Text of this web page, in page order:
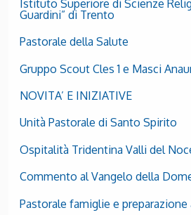
Istituto Superiore di Scienze
Guardini” di Trento
Pastorale della Salute
Gruppo Scout Cles 1 e Masci
NOVITA’ E INIZIATIVE
Unità Pastorale di Santo Spirito
Ospitalità Tridentina Valli del
Commento al Vangelo della
Pastorale famiglie e